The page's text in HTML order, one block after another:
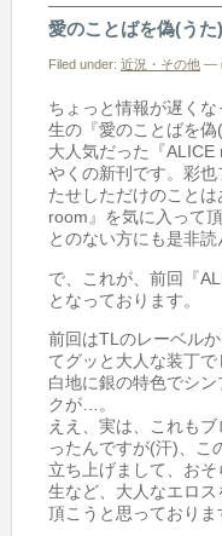
愛のことばを偽(う
Filed under: 近況・その他 —
ちょっと情報が遅く
生の『愛のことばを偽
大人気だった『
やくの新刊です。彩
たせしただけのこと
room』を気に入って
とのない方にも是非
で、これが、前回『
となっております。
前回はTLのレーベル
てグッと大人な装丁で
白地に銀の特色でシ
クが…。
ええ、実は、これも
ったんですが(汗)、こ
立ち上げまして、お
生など、大人なエロ
頂こうと思っておりま